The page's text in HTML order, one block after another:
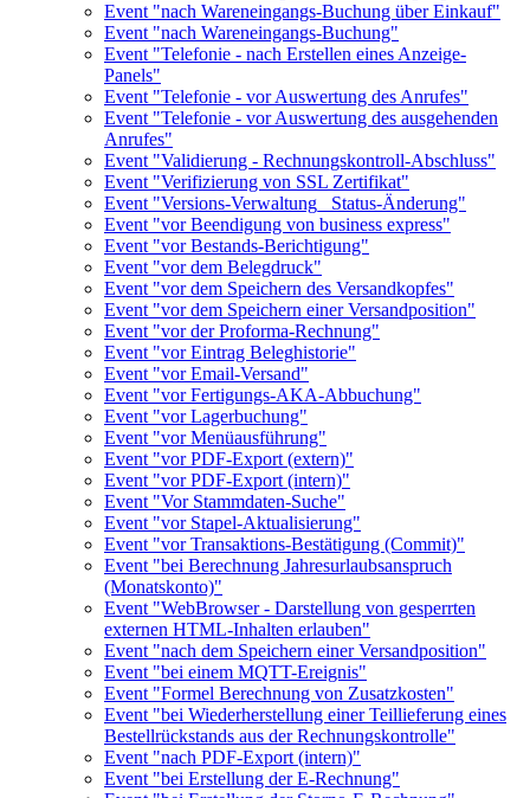
Event "nach Wareneingangs-Buchung über Einkauf"
Event "nach Wareneingangs-Buchung"
Event "Telefonie - nach Erstellen eines Anzeige-
Panels"
Event "Telefonie - vor Auswertung des Anrufes"
Event "Telefonie - vor Auswertung des ausgehenden
Anrufes"
Event "Validierung - Rechnungskontroll-Abschluss"
Event "Verifizierung von SSL Zertifikat"
Event "Versions-Verwaltung_ Status-Änderung"
Event "vor Beendigung von business express"
Event "vor Bestands-Berichtigung"
Event "vor dem Belegdruck"
Event "vor dem Speichern des Versandkopfes"
Event "vor dem Speichern einer Versandposition"
Event "vor der Proforma-Rechnung"
Event "vor Eintrag Beleghistorie"
Event "vor Email-Versand"
Event "vor Fertigungs-AKA-Abbuchung"
Event "vor Lagerbuchung"
Event "vor Menüausführung"
Event "vor PDF-Export (extern)"
Event "vor PDF-Export (intern)"
Event "Vor Stammdaten-Suche"
Event "vor Stapel-Aktualisierung"
Event "vor Transaktions-Bestätigung (Commit)"
Event "bei Berechnung Jahresurlaubsanspruch
(Monatskonto)"
Event "WebBrowser - Darstellung von gesperrten
externen HTML-Inhalten erlauben"
Event "nach dem Speichern einer Versandposition"
Event "bei einem MQTT-Ereignis"
Event "Formel Berechnung von Zusatzkosten"
Event "bei Wiederherstellung einer Teillieferung eines
Bestellrückstands aus der Rechnungskontrolle"
Event "nach PDF-Export (intern)"
Event "bei Erstellung der E-Rechnung"